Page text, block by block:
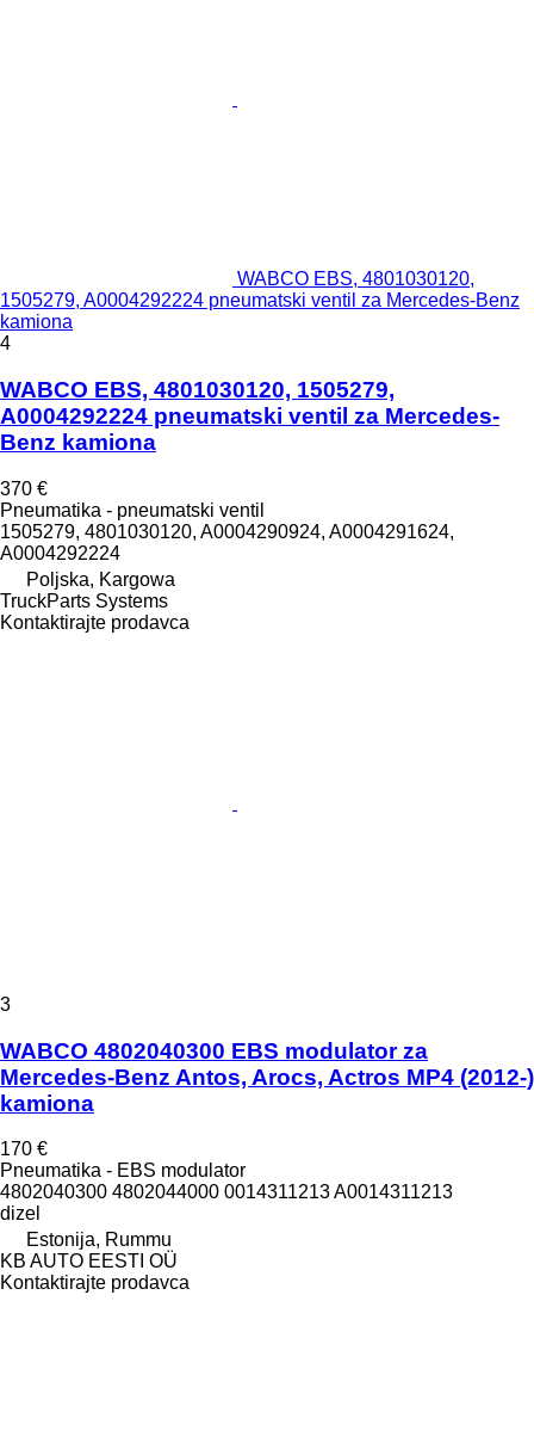
WABCO EBS, 4801030120,
1505279, A0004292224 pneumatski ventil za Mercedes-Benz
kamiona
4
WABCO EBS, 4801030120, 1505279,
A0004292224 pneumatski ventil za Mercedes-
Benz kamiona
370 €
Pneumatika - pneumatski ventil
1505279, 4801030120, A0004290924, A0004291624,
A0004292224
Poljska, Kargowa
TruckParts Systems
Kontaktirajte prodavca
3
WABCO 4802040300 EBS modulator za
Mercedes-Benz Antos, Arocs, Actros MP4 (2012-)
kamiona
170 €
Pneumatika - EBS modulator
4802040300 4802044000 0014311213 A0014311213
dizel
Estonija, Rummu
KB AUTO EESTI OÜ
Kontaktirajte prodavca